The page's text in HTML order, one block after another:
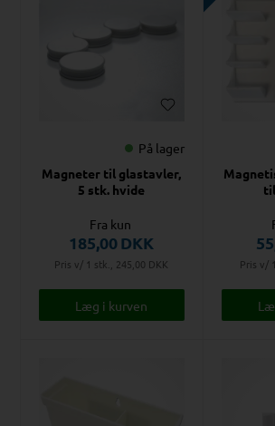
På lager
Magneter til glastavler,
5 stk. hvide
Fra kun
185,00DKK
Pris v/ 1 stk., 245,00 DKK Pris v/